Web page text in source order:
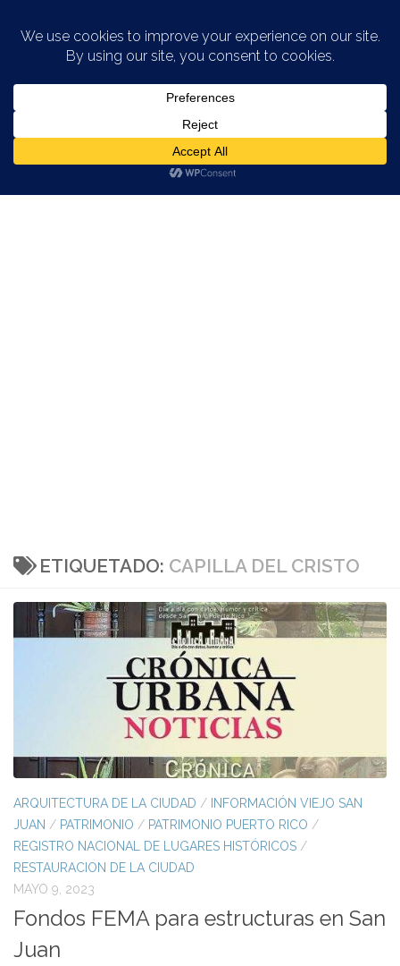
ETIQUETADO: CAPILLA DEL CRISTO
ARQUITECTURA DE LA CIUDAD / INFORMACIÓN VIEJO SAN
JUAN / PATRIMONIO / PATRIMONIO PUERTO RICO /
REGISTRO NACIONAL DE LUGARES HISTÓRICOS /
RESTAURACION DE LA CIUDAD
MAYO 9, 2023
Fondos FEMA para estructuras en San
Juan